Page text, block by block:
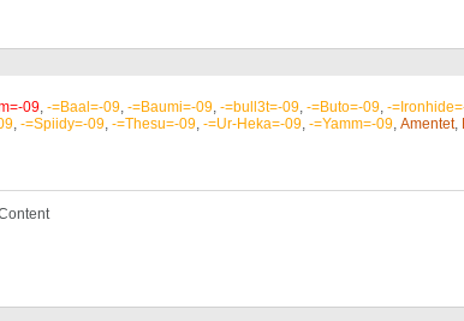
09, -=Baal=-09, -=Baumi=-09, -=bull3t=-09, -=Buto=-09, -
, -=Spiidy=-09, -=Thesu=-09, -=Ur-Heka=-09, -=Yamm=-09, Amentet,